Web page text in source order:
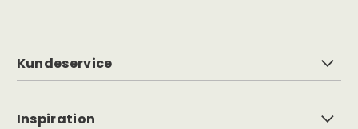
Kundeservice
Inspiration